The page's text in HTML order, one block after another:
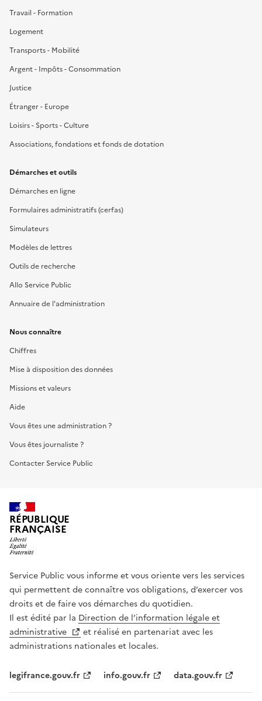
Travail - Formation
Logement
Transports - Mobilité
Argent - Impôts - Consommation
Justice
Étranger - Europe
Loisirs - Sports - Culture
Associations, fondations et fonds de dotation
Démarches et outils
Démarches en ligne
Formulaires administratifs (cerfas)
Simulateurs
Modèles de lettres
Outils de recherche
Allo Service Public
Annuaire de l'administration
Nous connaître
Chiffres
Mise à disposition des données
Missions et valeurs
Aide
Vous êtes une administration ?
Vous êtes journaliste ?
Contacter Service Public
RÉPUBLIQUE
FRANÇAISE
Service Public vous informe et vous oriente vers les services
qui permettent de connaître vos obligations, d’exercer vos
droits et de faire vos démarches du quotidien.
Il est édité par la Direction de l’information légale et
administrative
et réalisé en partenariat avec les
administrations nationales et locales.
legifrance.gouv.fr info.gouv.fr data.gouv.fr